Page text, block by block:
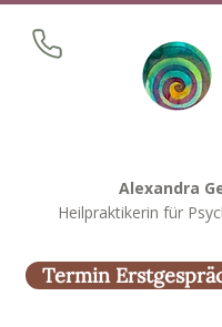
Alexandra
Heilpraktikerin für
Termin